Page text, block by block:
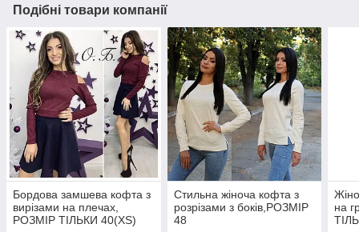
Подібні товари компанії
Бордова замшева кофта з
вирізами на плечах,
РОЗМІР ТІЛЬКИ 40(XS)
Стильна жіноча кофта з
розрізами з боків,РОЗМІР
48
на